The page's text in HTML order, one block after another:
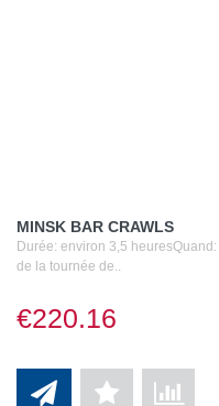
MINSK BAR CRAWLS
Durée: environ 3,5
de la tournée de..
€220.16